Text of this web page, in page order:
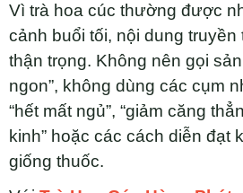
Vì trà hoa cúc thường được
cảnh buổi tối, nội dung
thận trọng. Không nên gọi
ngon”, không dùng các cụm
“hết mất ngủ”, “giảm căng
kinh” hoặc các cách diễn đạt
giống thuốc.